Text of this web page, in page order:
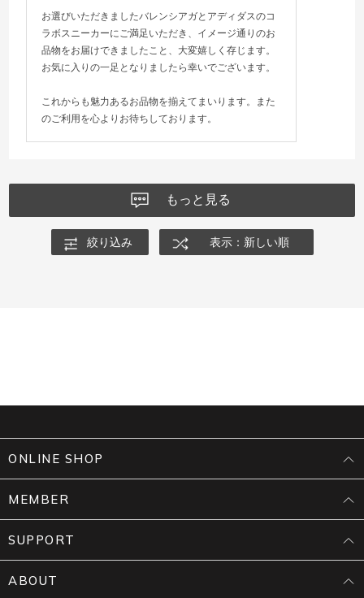
お選びいただきましたバレンシアガとアディダスのコ
ラボスニーカーにご満足いただき、イメージ通りのお
品物をお届けできましたこと、大変嬉しく存じます。
お気に入りの一足となりましたら幸いでございます。
これからも魅力あるお品物を揃えてまいります。また
のご利用を心よりお待ちしております。
もっと見る
絞り込み 表示：新しい順
ONLINE SHOP
MEMBER
SUPPORT
ABOUT